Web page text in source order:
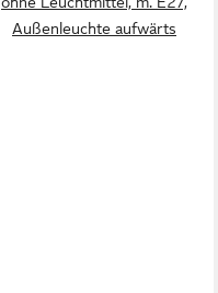
Außenleuchte aufwärts